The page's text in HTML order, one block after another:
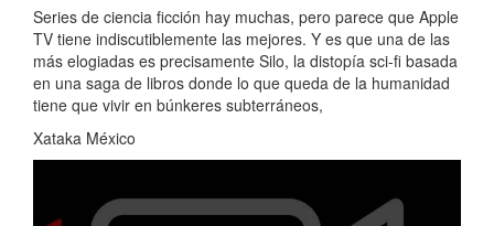
Series de ciencia ficción hay muchas, pero parece que Apple
TV tiene indiscutiblemente las mejores. Y es que una de las
más elogiadas es precisamente Silo, la distopía sci-fi basada
en una saga de libros donde lo que queda de la humanidad
tiene que vivir en búnkeres subterráneos,
Xataka México